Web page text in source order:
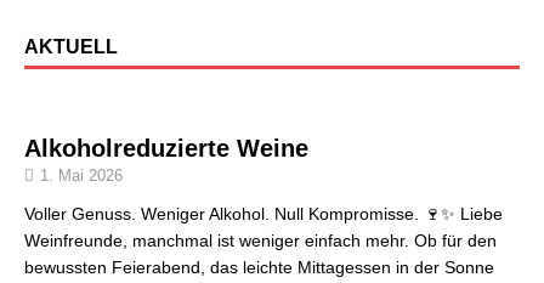
AKTUELL
Alkoholreduzierte Weine
1. Mai 2026
Voller Genuss. Weniger Alkohol. Null Kompromisse. 🍷✨ Liebe
Weinfreunde, manchmal ist weniger einfach mehr. Ob für den
bewussten Feierabend, das leichte Mittagessen in der Sonne